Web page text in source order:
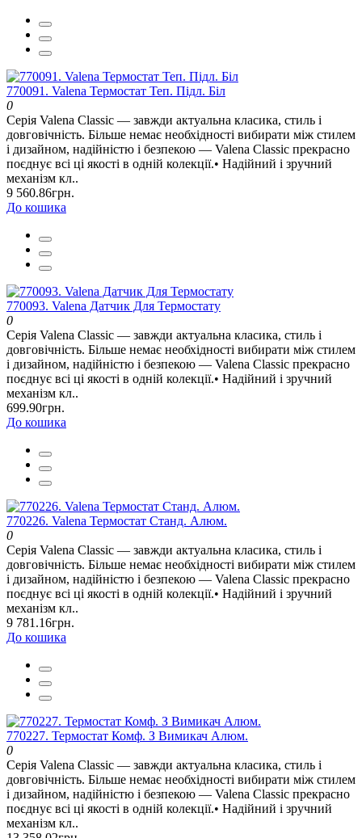
770091. Valena Термостат Теп. Підл. Біл
0
Серія Valena Classic — завжди актуальна класика, стиль і
довговічність. Більше немає необхідності вибирати між стилем
і дизайном, надійністю і безпекою — Valena Classic прекрасно
поєднує всі ці якості в одній колекції.• Надійний і зручний
механізм кл..
9 560.86грн.
До кошика
770093. Valena Датчик Для Термостату
0
Серія Valena Classic — завжди актуальна класика, стиль і
довговічність. Більше немає необхідності вибирати між стилем
і дизайном, надійністю і безпекою — Valena Classic прекрасно
поєднує всі ці якості в одній колекції.• Надійний і зручний
механізм кл..
699.90грн.
До кошика
770226. Valena Термостат Станд. Алюм.
0
Серія Valena Classic — завжди актуальна класика, стиль і
довговічність. Більше немає необхідності вибирати між стилем
і дизайном, надійністю і безпекою — Valena Classic прекрасно
поєднує всі ці якості в одній колекції.• Надійний і зручний
механізм кл..
9 781.16грн.
До кошика
770227. Термостат Комф. З Вимикач Алюм.
0
Серія Valena Classic — завжди актуальна класика, стиль і
довговічність. Більше немає необхідності вибирати між стилем
і дизайном, надійністю і безпекою — Valena Classic прекрасно
поєднує всі ці якості в одній колекції.• Надійний і зручний
механізм кл..